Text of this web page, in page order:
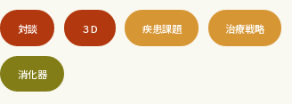
対談 ３D 疾患課題 治療戦略
消化器